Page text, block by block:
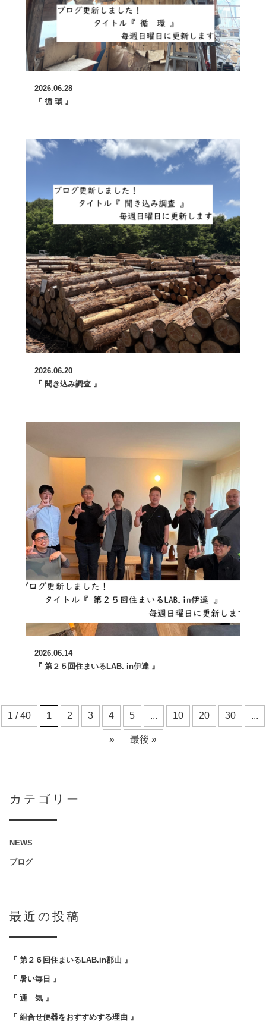
2026.06.28
『 循 環 』
2026.06.20
『 聞き込み調査 』
2026.06.14
『 第２５回住まいるLAB. in伊達 』
1 / 40 1 2 3 4 5 ... 10 20 30 ...
» 最後 »
カテゴリー
NEWS
ブログ
最近の投稿
『 第２６回住まいるLAB.in郡山 』
『 暑い毎日 』
『 通 気 』
『 組合せ便器をおすすめする理由 』